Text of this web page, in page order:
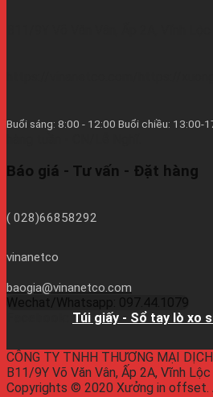
https://vinanetco.com/https://
Buổi sáng: 8:00 - 12:00 Buổi chiều: 13:00-
Báo giá - Tư vấn - Đặt hàng
( 028)66858292
vinanetco
baogia@vinanetco.com
Wechat/Whatsapp: 097.44.1079
Túi giấy - Sổ tay lò xo
CÔNG TY TNHH THƯƠNG MẠI
B11/9Y Võ Văn Vân, Ấp 2A, Vĩnh
Copyrights © 2020 Xưởng in offset.